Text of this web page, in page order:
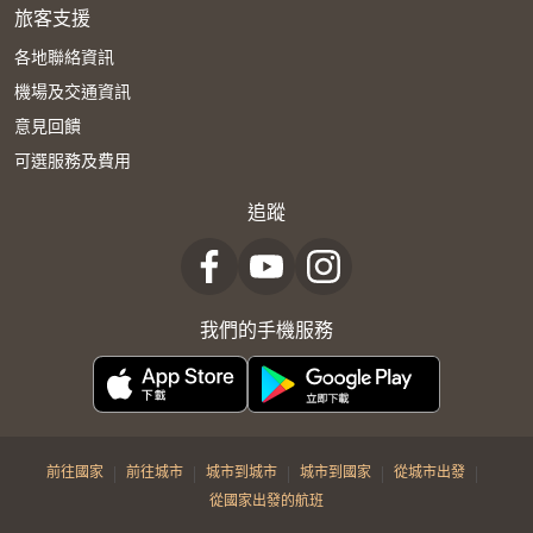
旅客支援
各地聯絡資訊
機場及交通資訊
意見回饋
可選服務及費用
追蹤
我們的手機服務
前往國家 | 前往城市 | 城市到城市 | 城市到國家 | 從城市出發 |
從國家出發的航班